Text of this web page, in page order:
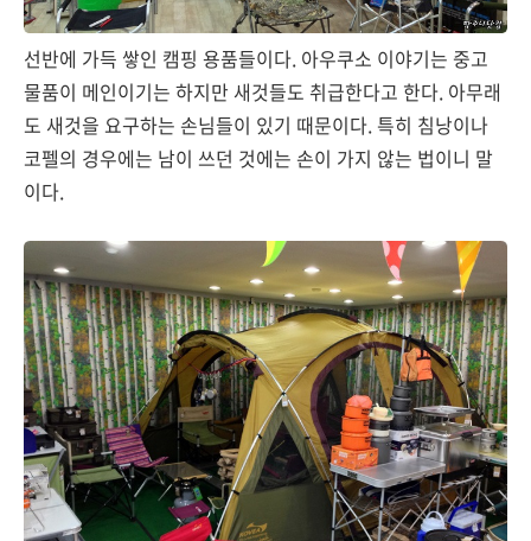
선반에 가득 쌓인 캠핑 용품들이다. 아우쿠소 이야기는 중고
물품이 메인이기는 하지만 새것들도 취급한다고 한다. 아무래
도 새것을 요구하는 손님들이 있기 때문이다. 특히 침낭이나
코펠의 경우에는 남이 쓰던 것에는 손이 가지 않는 법이니 말
이다.